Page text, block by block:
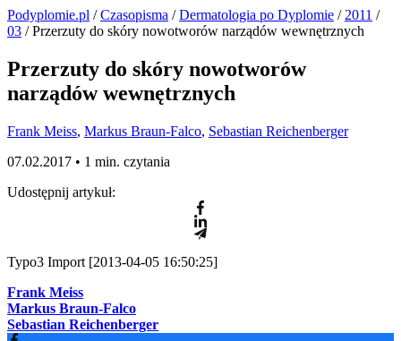
Podyplomie.pl /Czasopisma /Dermatologia po Dyplomie / 2011 /
03 / Przerzuty do skóry nowotworów narządów wewnętrznych
Przerzuty do skóry nowotworów
narządów wewnętrznych
Frank Meiss, Markus Braun-Falco, Sebastian Reichenberger
07.02.2017 • 1 min. czytania
Udostępnij artykuł:
Typo3 Import [2013-04-05 16:50:25]
Frank Meiss
Markus Braun-Falco
Sebastian Reichenberger